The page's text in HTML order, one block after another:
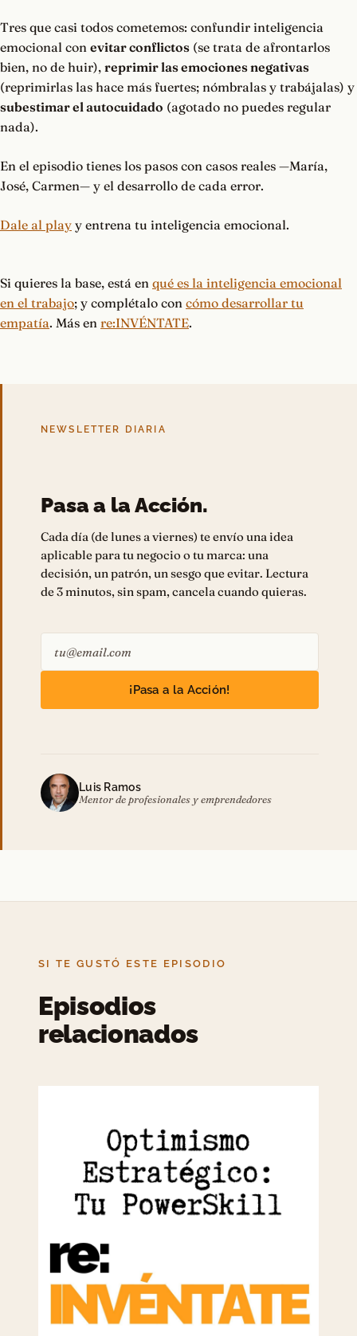
Tres que casi todos cometemos: confundir inteligencia
emocional con evitar conflictos (se trata de afrontarlos
bien, no de huir), reprimir las emociones negativas
(reprimirlas las hace más fuertes; nómbralas y trabájalas) y
subestimar el autocuidado (agotado no puedes regular
nada).
En el episodio tienes los pasos con casos reales —María,
José, Carmen— y el desarrollo de cada error.
Dale al play y entrena tu inteligencia emocional.
Si quieres la base, está en qué es la inteligencia emocional
en el trabajo; y complétalo con cómo desarrollar tu
empatía. Más en re:INVÉNTATE.
NEWSLETTER DIARIA
Pasa a la Acción.
Cada día (de lunes a viernes) te envío una idea
aplicable para tu negocio o tu marca: una
decisión, un patrón, un sesgo que evitar. Lectura
de 3 minutos, sin spam, cancela cuando quieras.
¡Pasa a la Acción!
Luis Ramos
Mentor de profesionales y emprendedores
SI TE GUSTÓ ESTE EPISODIO
Episodios
relacionados